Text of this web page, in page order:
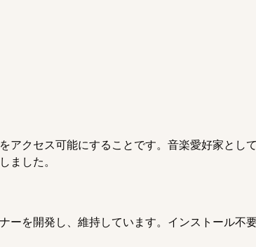
クセス可能にすることです。音楽愛好家とし
ました。
を開発し、維持しています。インストール